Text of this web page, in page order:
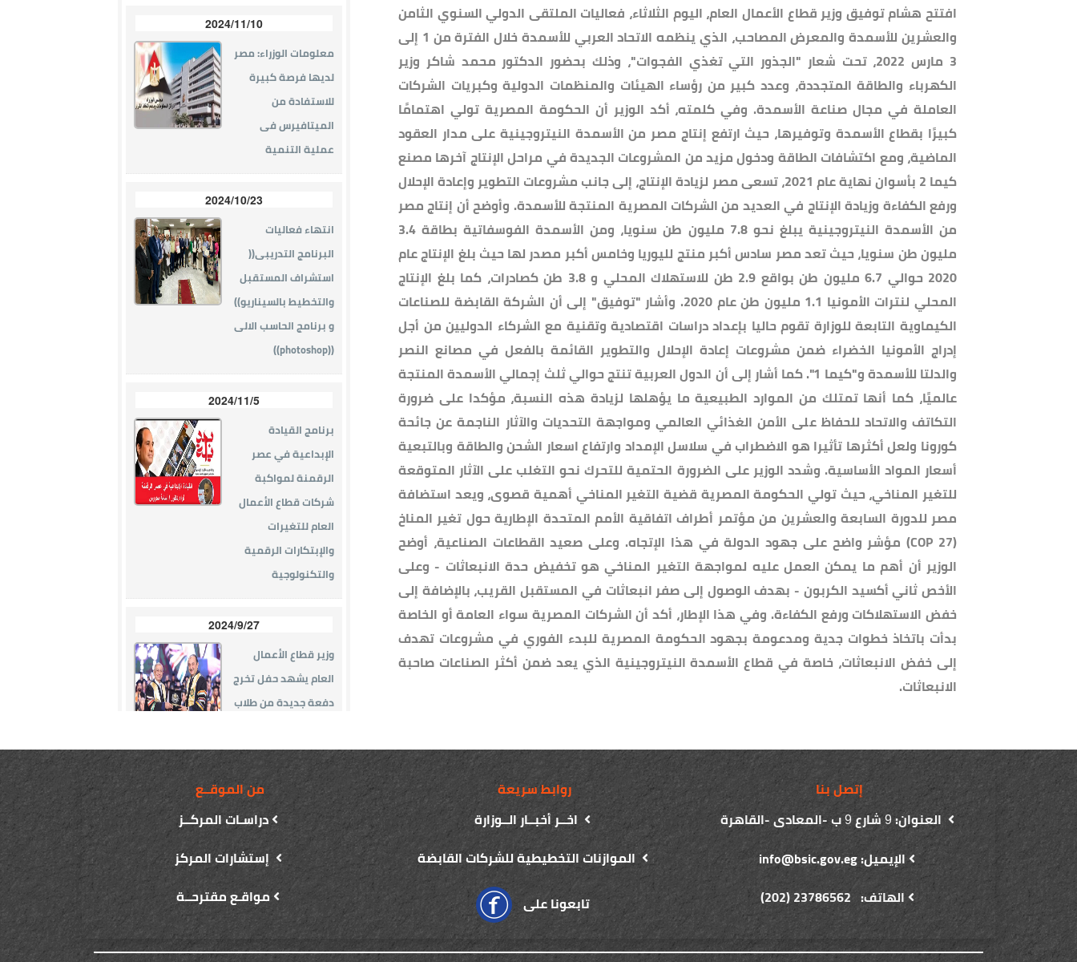
افتتح هشام توفيق وزير قطاع الأعمال العام، اليوم الثلاثاء، فعاليات الملتقى الدولي السنوي الثامن
والعشرين للأسمدة والمعرض المصاحب، الذي ينظمه الاتحاد العربي للأسمدة خلال الفترة من 1 إلى
3 مارس 2022، تحت شعار "الجذور التي تغذي الفجوات"، وذلك بحضور الدكتور محمد شاكر وزير
الكهرباء والطاقة المتجددة، وعدد كبير من رؤساء الهيئات والمنظمات الدولية وكبريات الشركات
العاملة في مجال صناعة الأسمدة. وفي كلمته، أكد الوزير أن الحكومة المصرية تولي اهتمامًا
كبيرًا بقطاع الأسمدة وتوفيرها، حيث ارتفع إنتاج مصر من الأسمدة النيتروجينية على مدار العقود
الماضية، ومع اكتشافات الطاقة ودخول مزيد من المشروعات الجديدة في مراحل الإنتاج آخرها مصنع
كيما 2 بأسوان نهاية عام 2021، تسعى مصر لزيادة الإنتاج، إلى جانب مشروعات التطوير وإعادة الإحلال
ورفع الكفاءة وزيادة الإنتاج في العديد من الشركات المصرية المنتجة للأسمدة. وأوضح أن إنتاج مصر
من الأسمدة النيتروجينية يبلغ نحو 7.8 مليون طن سنويا، ومن الأسمدة الفوسفاتية بطاقة 3.4
مليون طن سنويا، حيث تعد مصر سادس أكبر منتج لليوريا وخامس أكبر مصدر لها حيث بلغ الإنتاج عام
2020 حوالي 6.7 مليون طن بواقع 2.9 طن للاستهلاك المحلي و 3.8 طن كصادرات، كما بلغ الإنتاج
المحلي لنترات الأمونيا 1.1 مليون طن عام 2020. وأشار "توفيق" إلى أن الشركة القابضة للصناعات
الكيماوية التابعة للوزارة تقوم حاليا بإعداد دراسات اقتصادية وتقنية مع الشركاء الدوليين من أجل
إدراج الأمونيا الخضراء ضمن مشروعات إعادة الإحلال والتطوير القائمة بالفعل في مصانع النصر
والدلتا للأسمدة و"كيما 1". كما أشار إلى أن الدول العربية تنتج حوالي ثلث إجمالي الأسمدة المنتجة
عالميًا، كما أنها تمتلك من الموارد الطبيعية ما يؤهلها لزيادة هذه النسبة، مؤكدا على ضرورة
التكاتف والاتحاد للحفاظ على الأمن الغذائي العالمي ومواجهة التحديات والآثار الناجمة عن جائحة
كورونا ولعل أكثرها تأثيرا هو الاضطراب في سلاسل الإمداد وارتفاع اسعار الشحن والطاقة وبالتبعية
أسعار المواد الأساسية. وشدد الوزير على الضرورة الحتمية للتحرك نحو التغلب على الآثار المتوقعة
للتغير المناخي، حيث تولي الحكومة المصرية قضية التغير المناخي أهمية قصوى، ويعد استضافة
مصر للدورة السابعة والعشرين من مؤتمر أطراف اتفاقية الأمم المتحدة الإطارية حول تغير المناخ
(COP 27) مؤشر واضح على جهود الدولة في هذا الإتجاه. وعلى صعيد القطاعات الصناعية، أوضح
الوزير أن أهم ما يمكن العمل عليه لمواجهة التغير المناخي هو تخفيض حدة الانبعاثات - وعلى
الأخص ثاني أكسيد الكربون - بهدف الوصول إلى صفر انبعاثات في المستقبل القريب، بالإضافة إلى
خفض الاستهلاكات ورفع الكفاءة. وفي هذا الإطار، أكد أن الشركات المصرية سواء العامة أو الخاصة
بدأت باتخاذ خطوات جدية ومدعومة بجهود الحكومة المصرية للبدء الفوري في مشروعات تهدف
إلى خفض الانبعاثات، خاصة في قطاع الأسمدة النيتروجينية الذي يعد ضمن أكثر الصناعات صاحبة
الانبعاثات.
إتصل بنا
العنوان:9شارع9ب -المعادى -القاهرة
الإيميل: info@bsic.gov.eg
الهاتف: 23786562 (202)
روابط سريعة
اخــر أخبــار الــوزارة
الموازنات التخطيطية للشركات القابضة
تابعونا على
من الموقــع
دراسـات المركــز
إستشارات المركز
مواقـع مقترحــة